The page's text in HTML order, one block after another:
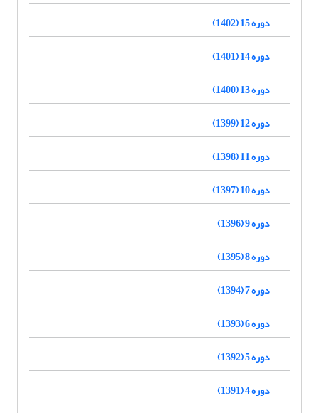
دوره 15 (1402)
دوره 14 (1401)
دوره 13 (1400)
دوره 12 (1399)
دوره 11 (1398)
دوره 10 (1397)
دوره 9 (1396)
دوره 8 (1395)
دوره 7 (1394)
دوره 6 (1393)
دوره 5 (1392)
دوره 4 (1391)